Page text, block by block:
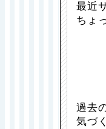
最近
ちょ
過去
気づ